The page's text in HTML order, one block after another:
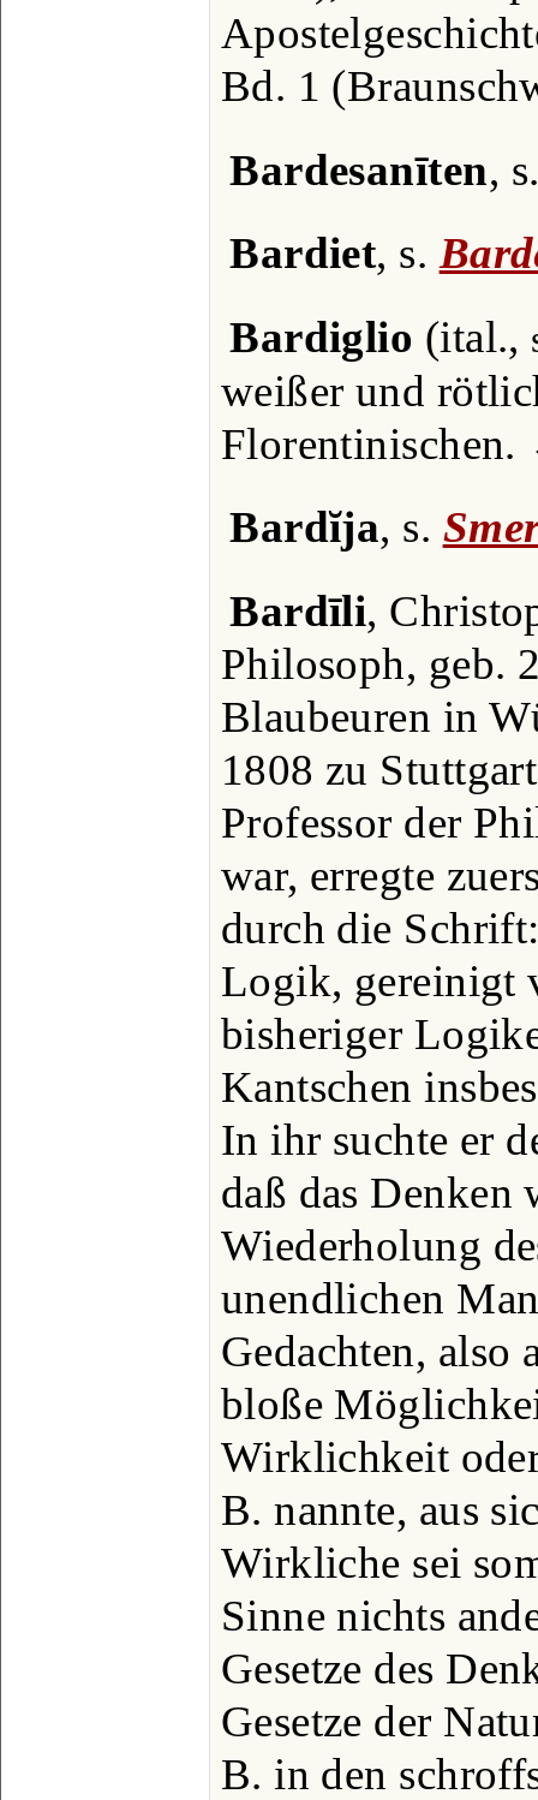
Bd. 1
Bardesanīten,
Bardiet, s.
Bardiglio (ital.,
weißer und
Bardĭja, s.
Bardīli,
Philosoph, geb.
Blaubeuren in
1808 zu
Professor der
war, erregte
durch die
Logik, gereinigt
bisheriger
Kantschen
In ihr suchte er
daß das Denken
Wiederholung
unendlichen
Gedachten, also
bloße
Wirklichkeit
B. nannte, aus
Wirkliche sei
Sinne nichts
Gesetze des
Gesetze der
B. in den